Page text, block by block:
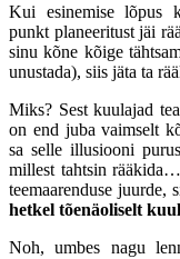
Kui esinemise lõpus
punkt planeeritust jäi
sinu kõne kõige
unustada), siis jäta ta
Miks? Sest kuulajad
on end juba vaimselt
sa selle illusiooni
millest tahtsin
teemaarenduse juurde,
hetkel tõenäoliselt
Noh, umbes nagu